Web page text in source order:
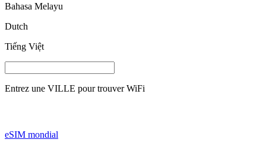
Bahasa Melayu
Dutch
Tiếng Việt
Entrez une VILLE pour trouver WiFi
eSIM mondial